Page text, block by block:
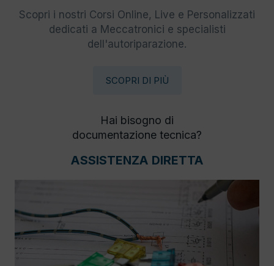
Scopri i nostri Corsi Online, Live e Personalizzati
dedicati a Meccatronici e specialisti
dell'autoriparazione.
SCOPRI DI PIÙ
Hai bisogno di
documentazione tecnica?
ASSISTENZA DIRETTA